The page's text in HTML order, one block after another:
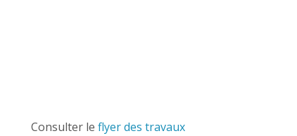
Consulter le flyer des travaux